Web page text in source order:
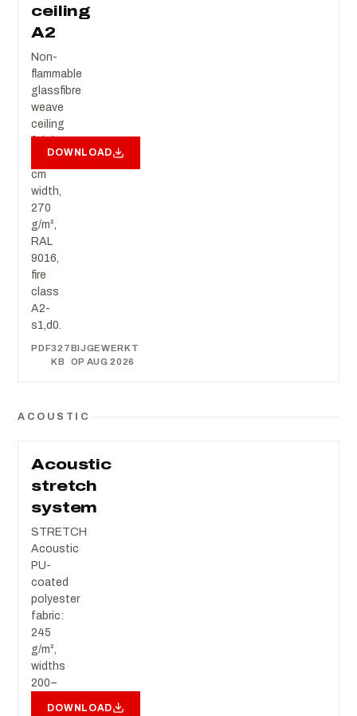
ceiling
A2
Non-
flammable
glassfibre
weave
ceiling
320
cm
width,
270
g/m²,
RAL
9016,
fire
class
A2-
s1,d0.
PDF327
KB
BIJGEWERKT
OP AUG 2026
DOWNLOAD
ACOUSTIC
Acoustic
stretch
system
STRETCH
Acoustic
PU-
coated
polyester
fabric:
245
g/m²,
widths
200–
DOWNLOAD